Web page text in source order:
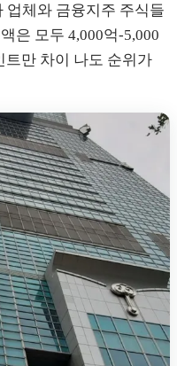
업체와 금융지주 주식들
은 모두 4,000억-5,000
트만 차이 나도 순위가